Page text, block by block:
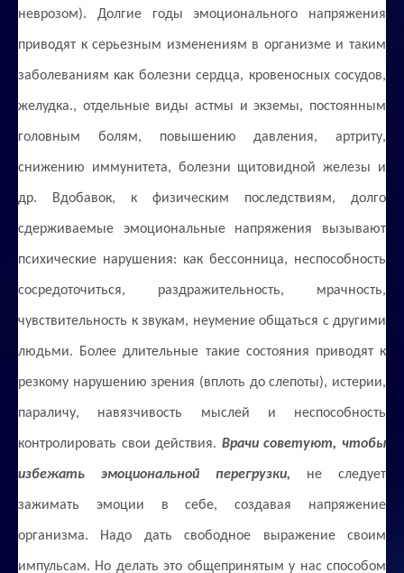
неврозом). Долгие годы эмоционального напряжения
приводят к серьезным изменениям в организме и таким
заболеваниям как болезни сердца, кровеносных сосудов,
желудка., отдельные виды астмы и экземы, постоянным
головным болям, повышению давления, артриту,
снижению иммунитета, болезни щитовидной железы и
др. Вдобавок, к физическим последствиям, долго
сдерживаемые эмоциональные напряжения вызывают
психические нарушения: как бессонница, неспособность
сосредоточиться, раздражительность, мрачность,
чувствительность к звукам, неумение общаться с другими
людьми. Более длительные такие состояния приводят к
резкому нарушению зрения (вплоть до слепоты), истерии,
параличу, навязчивость мыслей и неспособность
контролировать свои действия. Врачи советуют, чтобы
избежать эмоциональной перегрузки, не следует
зажимать эмоции в себе, создавая напряжение
организма. Надо дать свободное выражение своим
импульсам. Но делать это общепринятым у нас способом